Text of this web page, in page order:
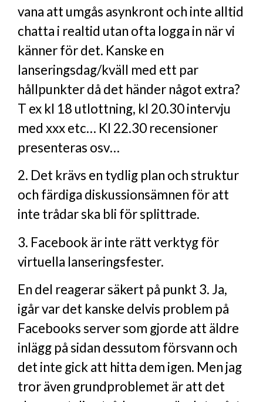
vana att umgås asynkront och inte alltid
chatta i realtid utan ofta logga in när vi
känner för det. Kanske en
lanseringsdag/kväll med ett par
hållpunkter då det händer något extra?
T ex kl 18 utlottning, kl 20.30 intervju
med xxx etc… Kl 22.30 recensioner
presenteras osv…
2. Det krävs en tydlig plan och struktur
och färdiga diskussionsämnen för att
inte trådar ska bli för splittrade.
3. Facebook är inte rätt verktyg för
virtuella lanseringsfester.
En del reagerar säkert på punkt 3. Ja,
igår var det kanske delvis problem på
Facebooks server som gjorde att äldre
inlägg på sidan dessutom försvann och
det inte gick att hitta dem igen. Men jag
tror även grundproblemet är att det